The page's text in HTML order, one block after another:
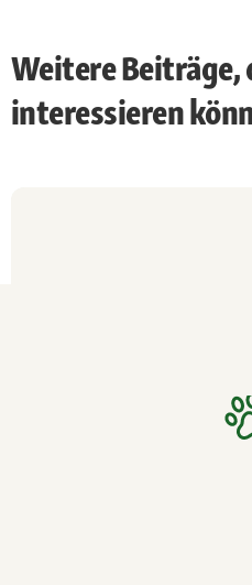
Weitere Beiträge,
interessieren